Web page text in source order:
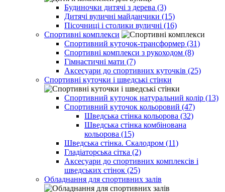
Будиночки дитячі з дерева (3)
Дитячі вуличні майданчики (15)
Пісочниці і столики вуличні (16)
Спортивні комплекси
Спортивний куточок-трансформер (31)
Спортивні комплекси з рукоходом (8)
Гімнастичні мати (7)
Аксесуари до спортивних куточків (25)
Спортивні куточки і шведські стінки
Спортивний куточок натуральний колір (13)
Спортивний куточок кольоровий (47)
Шведська стінка кольорова (32)
Шведська стінка комбінована
кольорова (15)
Шведська стінка. Скалодром (11)
Гладіаторська сітка (2)
Аксесуари до спортивних комплексів і
шведських стінок (25)
Обладнання для спортивних залів